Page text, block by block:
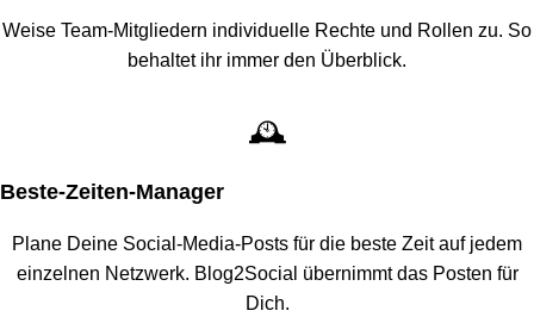
Weise Team-Mitgliedern individuelle Rechte und Rollen zu. So
behaltet ihr immer den Überblick.
🕰️
Beste-Zeiten-Manager
Plane Deine Social-Media-Posts für die beste Zeit auf jedem
einzelnen Netzwerk. Blog2Social übernimmt das Posten für
Dich.